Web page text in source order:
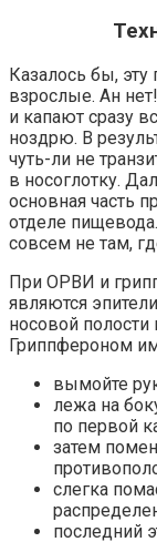
Казалось бы,
взрослые. Ан
и капают сразу
ноздрю. В
чуть-ли не
в носоглотку.
основная часть
отделе
совсем не там,
При ОРВИ и
являются
носовой
Гриппфероном
вымойте
лежа на
по первой
затем
слегка
последний